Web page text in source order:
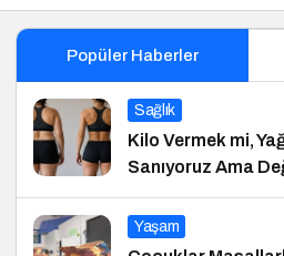
Popüler Haberler
Sağlık
Kilo Vermek mi,
Sanıyoruz Ama
Yaşam